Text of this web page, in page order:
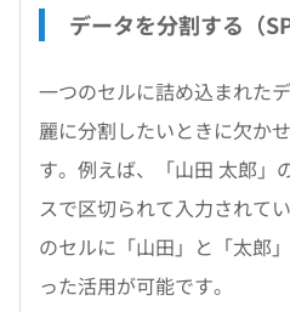
データを分割する（
一つのセルに詰め込まれた
麗に分割したいときに欠か
す。例えば、「山田 太郎」
スで区切られて入力されて
のセルに「山田」と「太郎
った活用が可能です。